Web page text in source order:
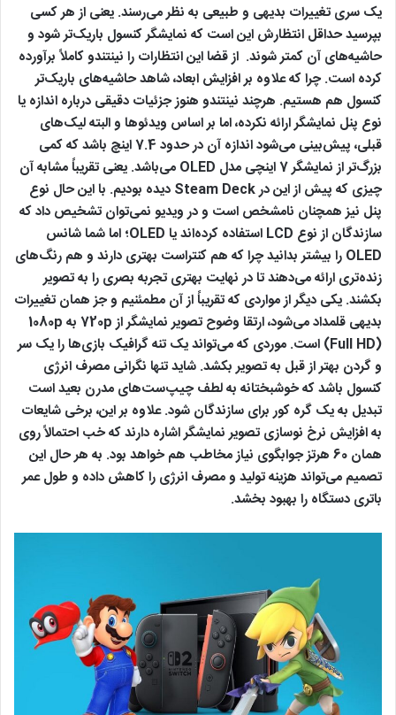
یک سری تغییرات بدیهی و طبیعی به نظر می‌رسند. یعنی از هر کسی
بپرسید حداقل انتظارش این است که نمایشگر کنسول‌ باریک‌تر شود و
حاشیه‌های آن کمتر شوند. از قضا این انتظارات را نینتندو کاملاً برآورده
کرده است. چرا که علاوه بر افزایش ابعاد، شاهد حاشیه‌های باریک‌تر
کنسول هم هستیم. هرچند نینتندو هنوز جزئیات دقیقی درباره اندازه یا
نوع پنل نمایشگر ارائه نکرده، اما بر اساس ویدئوها و البته لیک‌های
قبلی، پیش‌بینی می‌شود اندازه آن در حدود 7.4 اینچ باشد که کمی
بزرگ‌تر از نمایشگر 7 اینچی مدل OLED می‌باشد. یعنی تقریباً مشابه آن
چیزی که پیش از این در Steam Deck دیده بودیم. با این حال نوع
پنل نیز همچنان نامشخص است و در ویدیو نمی‌توان تشخیص داد که
سازندگان از نوع LCD استفاده کرده‌اند یا OLED؛ اما شما شانس
OLED را بیشتر بدانید چرا که هم کنتراست بهتری دارند و هم رنگ‌های
زنده‌تری ارائه می‌دهند تا در نهایت بهتری تجربه بصری را به تصویر
بکشند. یکی دیگر از مواردی که تقریباً از آن مطمئنیم و جز همان تغییرات
بدیهی قلمداد می‌شود، ارتقا وضوح تصویر نمایشگر از 720p به 1080p
(Full HD) است. موردی که می‌تواند یک تنه گرافیک بازی‌ها را یک سر
و گردن بهتر از قبل به تصویر بکشد. شاید تنها نگرانی مصرف انرژی
کنسول باشد که خوشبختانه به لطف چیپ‌ست‌های مدرن بعید است
تبدیل به یک گره کور برای سازندگان شود. علاوه بر این، برخی شایعات
به افزایش نرخ نوسازی تصویر نمایشگر اشاره دارند که خب احتمالاً روی
همان 60 هرتز جوابگوی نیاز مخاطب هم خواهد بود. به هر حال این
تصمیم می‌تواند هزینه تولید و مصرف انرژی را کاهش داده و طول عمر
باتری دستگاه را بهبود بخشد.